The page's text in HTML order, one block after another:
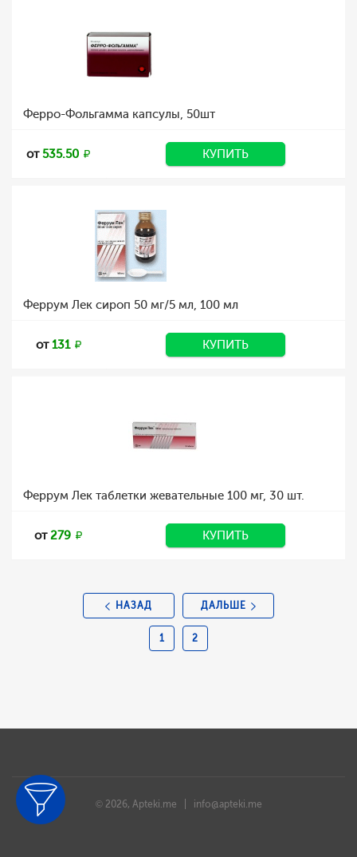
Ферро-Фольгамма капсулы, 50шт
от535.50 КУПИТЬ
Феррум Лек сироп 50 мг/5 мл, 100 мл
от131 КУПИТЬ
Феррум Лек таблетки жевательные 100 мг, 30 шт.
от279 КУПИТЬ
НАЗАД
1 2
ДАЛЬШЕ
© 2026, Apteki.me | info@apteki.me